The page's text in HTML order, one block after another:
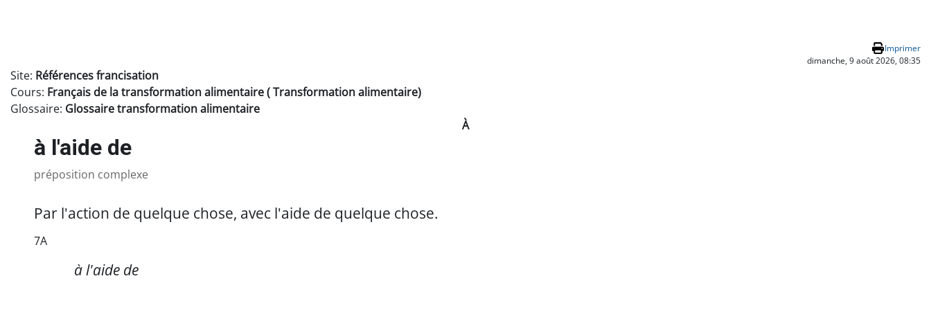
Imprimer
dimanche, 9 août 2026, 08:35
Site: Références francisation
Cours: Français de la transformation alimentaire ( Transformation alimentaire)
Glossaire: Glossaire transformation alimentaire
À
à l'aide de
préposition complexe
Par l'action de quelque chose, avec l'aide de quelque chose.
7A
https://referencesfrancisation.immigration-
quebec.gouv.qc.ca/moodle_ref/pluginfile.php/1055480/mod_glossary/entry/3809/a_laide_de.mp3
à l'aide de